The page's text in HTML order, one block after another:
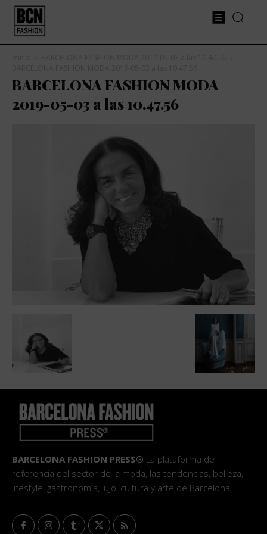
BARCELONA FASHION MODA
2019-05-03 a las 10.47.56
BARCELONA FASHION PRESS® La plataforma de
referencia del sector de la moda, las tendencias, belleza,
lifestyle, gastronomía, lujo, cultura y arte de Barcelona.